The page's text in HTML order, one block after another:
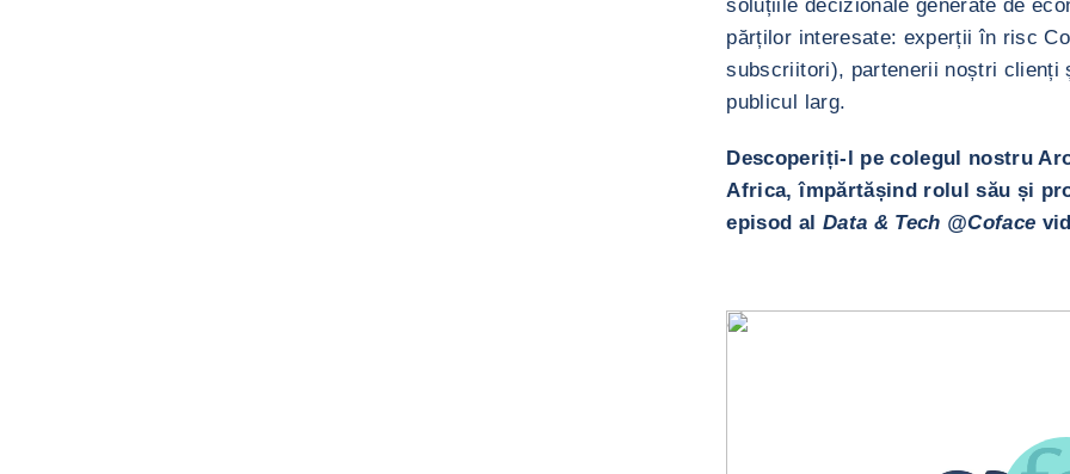
soluțiile decizionale generate de
părților interesate: experții în risc
subscriitori), partenerii noștri clienți
publicul larg.
Descoperiți-l pe colegul nostru
Africa, împărtășind rolul său și
episod al Data & Tech @Coface